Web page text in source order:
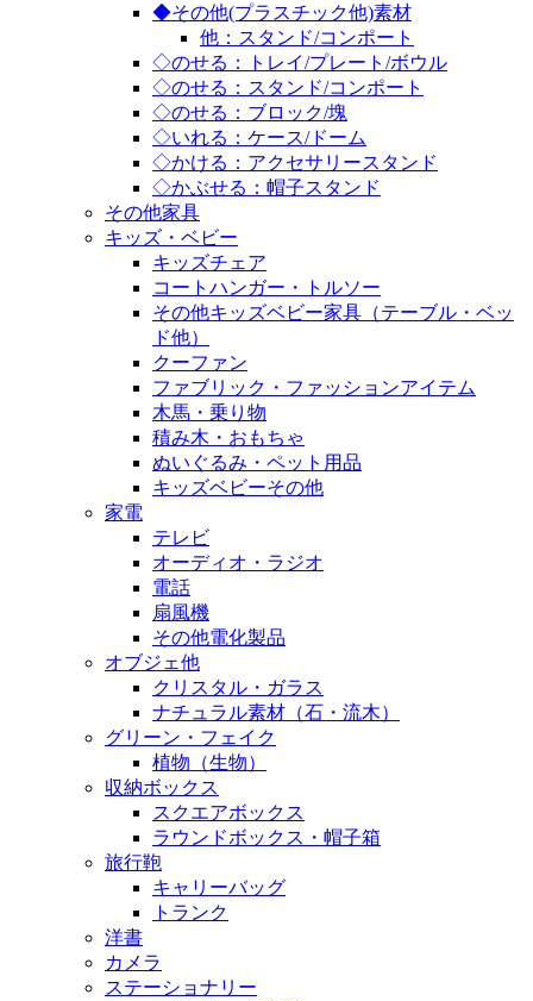
◆その他(プラスチック他)素材
他：スタンド/コンポート
◇のせる：トレイ/プレート/ボウル
◇のせる：スタンド/コンポート
◇のせる：ブロック/塊
◇いれる：ケース/ドーム
◇かける：アクセサリースタンド
◇かぶせる：帽子スタンド
その他家具
キッズ・ベビー
キッズチェア
コートハンガー・トルソー
その他キッズベビー家具（テーブル・ベッ
ド他）
クーファン
ファブリック・ファッションアイテム
木馬・乗り物
積み木・おもちゃ
ぬいぐるみ・ペット用品
キッズベビーその他
家電
テレビ
オーディオ・ラジオ
電話
扇風機
その他電化製品
オブジェ他
クリスタル・ガラス
ナチュラル素材（石・流木）
グリーン・フェイク
植物（生物）
収納ボックス
スクエアボックス
ラウンドボックス・帽子箱
旅行鞄
キャリーバッグ
トランク
洋書
カメラ
ステーショナリー